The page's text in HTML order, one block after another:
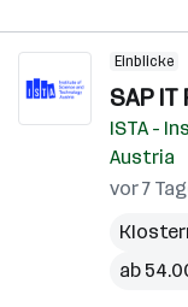
Einblicke
SAP
ISTA -
Austria
vor 7
ab